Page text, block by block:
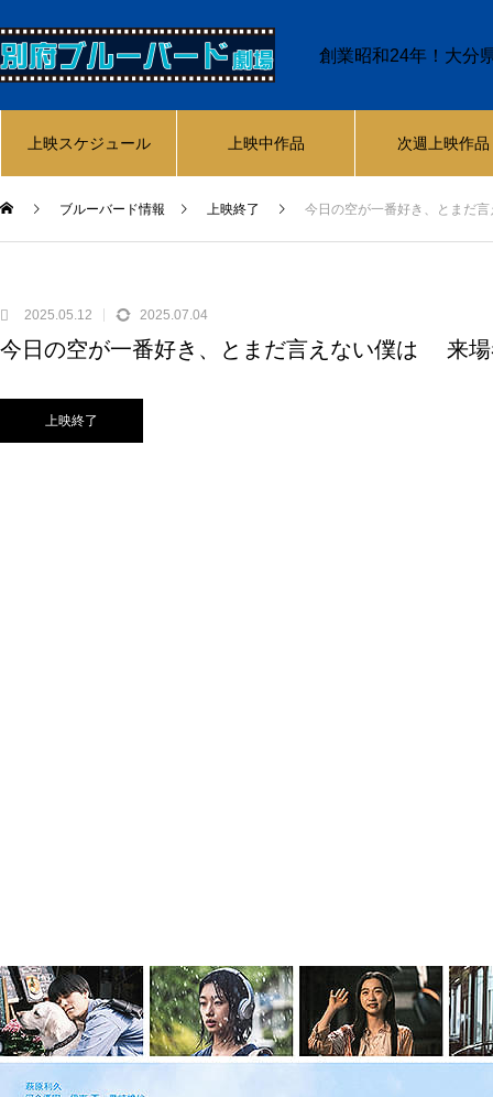
創業昭和24年！大分
上映スケジュール 上映中作品 次週上映作品
ブルーバード情報 上映終了 今日の空が一番好き、とまだ
2025.05.12 2025.07.04
今日の空が一番好き、とまだ言えない僕は 来場
上映終了